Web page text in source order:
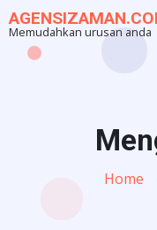
Skip
to
main
Memudahkan urusan anda
Home